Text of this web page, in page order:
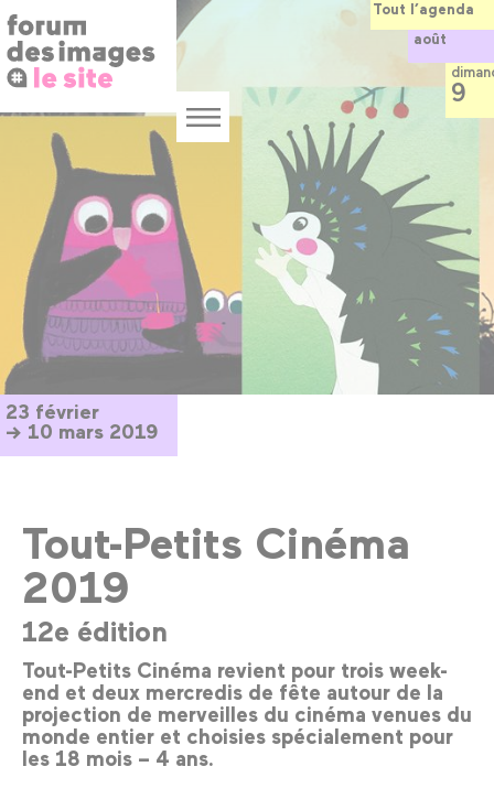
Panneau de gestion des cookies
au
contenu
principal
Menu
23 février
→ 10 mars 2019
Tout-Petits Cinéma
2019
12e édition
Tout-Petits Cinéma revient pour trois week-
end et deux mercredis de fête autour de la
projection de merveilles du cinéma venues du
monde entier et choisies spécialement pour
les 18 mois – 4 ans.
Tout l’agenda
août
9